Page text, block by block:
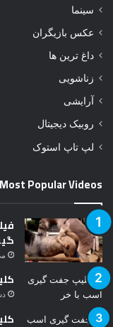
و
ر
ا
ا
ر
ک
ن
سینما
عکس بازیگران
داغ ترین ها
زناشویی
آرایشی
روبیک دیجیتال
لپ تاپ استوک
Most Popular Videos
می